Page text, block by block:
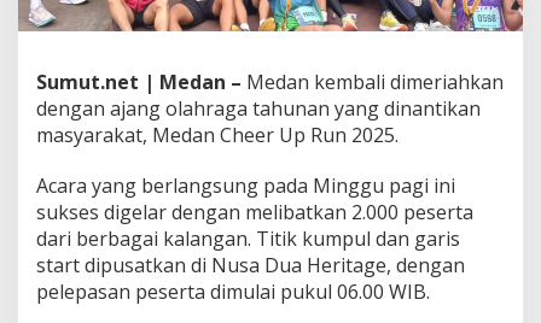
u
k
e
s
D
i
e
l
a
r
,
2
Sumut.net | Medan – Medan kembali dimeriahkan
dengan ajang olahraga tahunan yang dinantikan
masyarakat, Medan Cheer Up Run 2025.
Acara yang berlangsung pada Minggu pagi ini
sukses digelar dengan melibatkan 2.000 peserta
dari berbagai kalangan. Titik kumpul dan garis
start dipusatkan di Nusa Dua Heritage, dengan
pelepasan peserta dimulai pukul 06.00 WIB.